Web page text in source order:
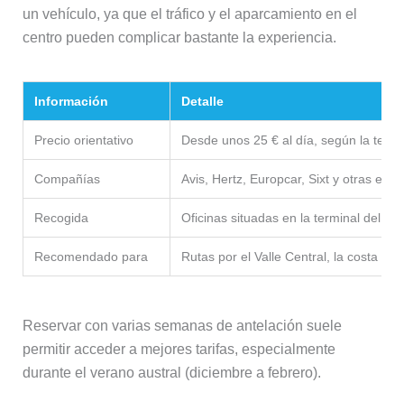
un vehículo, ya que el tráfico y el aparcamiento en el
centro pueden complicar bastante la experiencia.
Información Detalle
Precio orientativo Desde unos 25 € al día, según la
Compañías Avis, Hertz, Europcar, Sixt y otras
Recogida Oficinas situadas en la terminal del
Recomendado para Rutas por el Valle Central, la costa y
Reservar con varias semanas de antelación suele
permitir acceder a mejores tarifas, especialmente
durante el verano austral (diciembre a febrero).